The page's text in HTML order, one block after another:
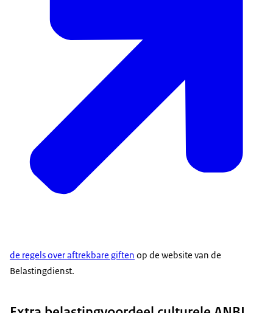
de regels over aftrekbare giften op de website van de
Belastingdienst.